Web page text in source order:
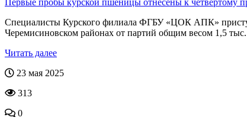
Специалисты Курского филиала ФГБУ «ЦОК АПК»
Черемисиновском районах от партий общим весом 1,5
Читать далее
23 мая 2025
313
0